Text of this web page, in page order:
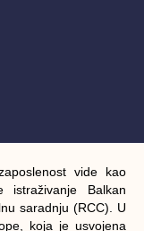
vide kao
istraživanje Balkan
saradnju (RCC). U
koja je usvojena